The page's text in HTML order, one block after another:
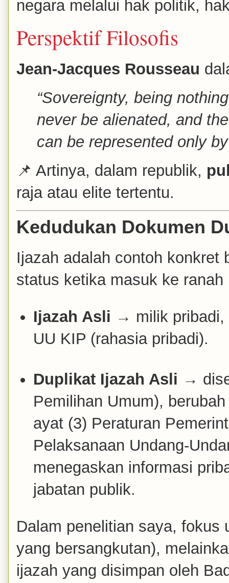
negara melalui hak politik,
Perspektif Filosofis
Jean-Jacques Rousseau
“Sovereignty, being
never be alienated, and
can be represented only
📌 Artinya, dalam republik,
raja atau elite tertentu.
Kedudukan Dokumen
Ijazah adalah contoh konkret
status ketika masuk ke ranah
Ijazah Asli → milik pribadi,
UU KIP (rahasia pribadi).
Duplikat Ijazah Asli →
Pemilihan Umum),
ayat (3) Peraturan
Pelaksanaan Undang-
menegaskan informasi
jabatan publik.
Dalam penelitian saya,
yang bersangkutan),
ijazah yang disimpan oleh